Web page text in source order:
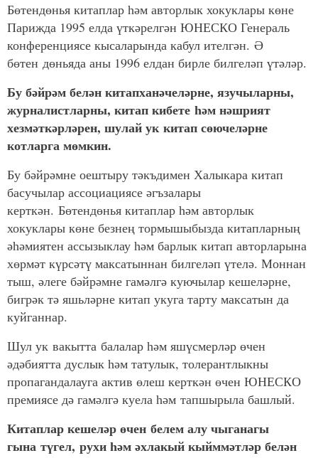
Бөтендөнья китаплар һәм авторлык хокуклары көне
Парижда 1995 елда үткәрелгән ЮНЕСКО Генераль
конференциясе кысаларында кабул ителгән. Ә
бөтен дөньяда аны 1996 елдан бирле билгеләп үтәләр.
Бу бәйрәм белән китапханәчеләрне, язучыларны,
журналистларны, китап кибете һәм нәшрият
хезмәткәрләрен, шулай ук китап сөючеләрне
котларга мөмкин.
Бу бәйрәмне оештыру тәкъдимен Халыкара китап
басучылар ассоциациясе әгъзалары
керткән. Бөтендөнья китаплар һәм авторлык
хокуклары көне безнең тормышыбызда китапларның
әһәмиятен ассызыклау һәм барлык китап авторларына
хөрмәт күрсәтү максатыннан билгеләп үтелә. Моннан
тыш, әлеге бәйрәмне гамәлгә куючылар кешеләрне,
бигрәк тә яшьләрне китап укуга тарту максатын да
куйганнар.
Шул ук вакытта балалар һәм яшүсмерләр өчен
әдәбиятта дуслык һәм татулык, толерантлыкны
пропагандалауга актив өлеш керткән өчен ЮНЕСКО
премиясе дә гамәлгә куела һәм тапшырыла башлый.
Китаплар кешеләр өчен белем алу чыганагы
гына түгел, рухи һәм әхлакый кыйммәтләр белән